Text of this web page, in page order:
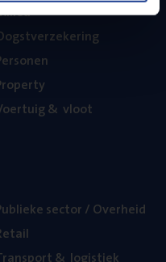
& vloot
sec­tor / Overheid
& logistiek